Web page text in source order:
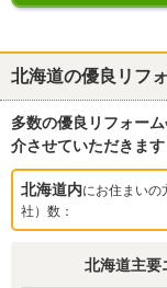
北海道の優良リフ
多数の優良リフォー
介させていただきます
北海道内にお住まいの
社）数：
北海道主要